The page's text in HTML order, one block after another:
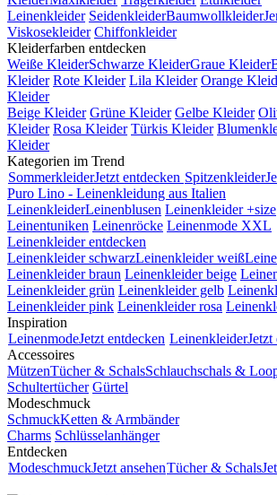
Leinenkleider SeidenkleiderBaumwollkleider
Viskosekleider Chiffonkleider
Kleiderfarben entdecken
Weiße KleiderSchwarze KleiderGraue Kleider
Kleider Rote Kleider Lila Kleider Orange
Kleider
Beige Kleider Grüne Kleider Gelbe Kleider
Kleider Rosa Kleider Türkis Kleider
Kleider
Kategorien im Trend
SommerkleiderJetzt entdecken Spitzenkleider
Puro Lino - Leinenkleidung aus Italien
LeinenkleiderLeinenblusen Leinenkleider +size
Leinentuniken Leinenröcke Leinenmode XXL
Leinenkleider entdecken
Leinenkleider schwarzLeinenkleider weiß
Leinenkleider braun Leinenkleider beige
Leinenkleider grün Leinenkleider gelb
Leinenkleider pink Leinenkleider rosa
Inspiration
LeinenmodeJetzt entdecken LeinenkleiderJetzt
Accessoires
MützenTücher & SchalsSchlauchschals &
Schultertücher Gürtel
Modeschmuck
SchmuckKetten & Armbänder
Charms Schlüsselanhänger
Entdecken
ModeschmuckJetzt ansehenTücher & Schals